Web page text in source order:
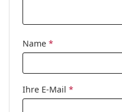
Kategorie:
Brillen
Marke:
Name *
Ihre E-Mail *